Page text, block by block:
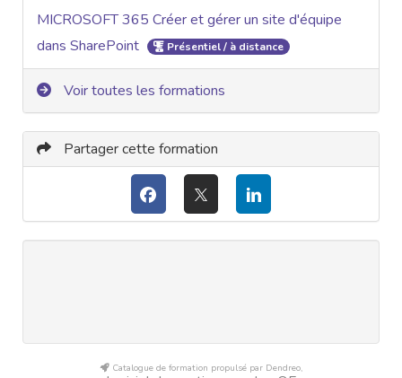
MICROSOFT 365 Créer et gérer un site d'équipe
dans SharePoint
Présentiel / à distance
Voir toutes les formations
Partager cette formation
Catalogue de formation propulsé par Dendreo,